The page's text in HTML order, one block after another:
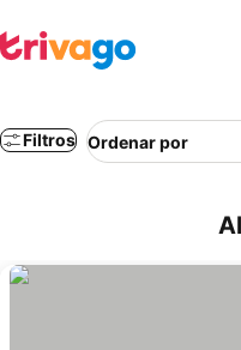
Filtros Ordenar por